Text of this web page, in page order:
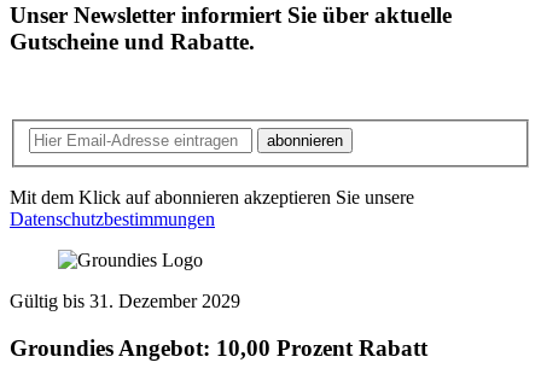
Unser Newsletter informiert Sie über aktuelle
Gutscheine und Rabatte.
abonnieren
Mit dem Klick auf abonnieren akzeptieren Sie unsere
Datenschutzbestimmungen
Gültig bis 31. Dezember 2029
Groundies Angebot: 10,00 Prozent Rabatt